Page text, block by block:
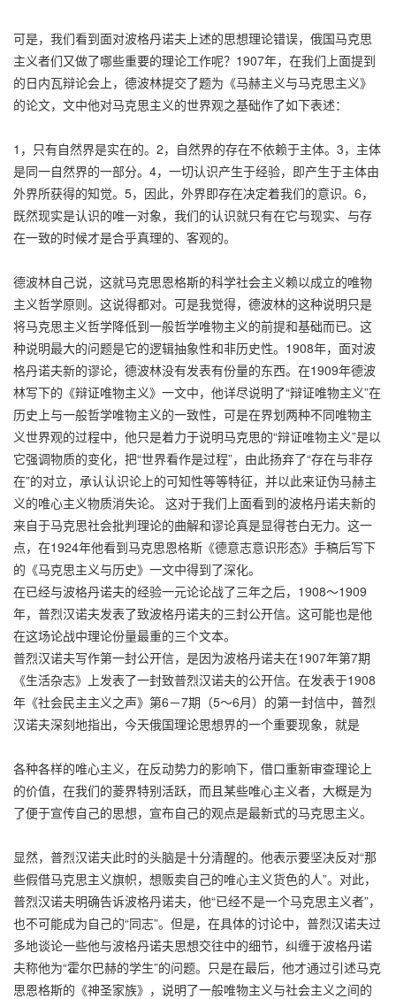
可是，我们看到面对波格丹诺夫上述的思想理论错误，俄国马克思
主义者们又做了哪些重要的理论工作呢？1907年，在我们上面提到
的日内瓦辩论会上，德波林提交了题为《马赫主义与马克思主义》
的论文，文中他对马克思主义的世界观之基础作了如下表述：
1，只有自然界是实在的。2，自然界的存在不依赖于主体。3，主体
是同一自然界的一部分。4，一切认识产生于经验，即产生于主体由
外界所获得的知觉。5，因此，外界即存在决定着我们的意识。6，
既然现实是认识的唯一对象，我们的认识就只有在它与现实、与存
在一致的时候才是合乎真理的、客观的。
德波林自己说，这就马克思恩格斯的科学社会主义赖以成立的唯物
主义哲学原则。这说得都对。可是我觉得，德波林的这种说明只是
将马克思主义哲学降低到一般哲学唯物主义的前提和基础而已。这
种说明最大的问题是它的逻辑抽象性和非历史性。1908年，面对波
格丹诺夫新的谬论，德波林没有发表有份量的东西。在1909年德波
林写下的《辩证唯物主义》一文中，他详尽说明了“辩证唯物主义”在
历史上与一般哲学唯物主义的一致性，可是在界划两种不同唯物主
义世界观的过程中，他只是着力于说明马克思的“辩证唯物主义”是以
它强调物质的变化，把“世界看作是过程”，由此扬弃了“存在与非存
在”的对立，承认认识论上的可知性等等特征，并以此来证伪马赫主
义的唯心主义物质消失论。 这对于我们上面看到的波格丹诺夫新的
来自于马克思社会批判理论的曲解和谬论真是显得苍白无力。这一
点，在1924年他看到马克思恩格斯《德意志意识形态》手稿后写下
的《马克思主义与历史》一文中得到了深化。
在已经与波格丹诺夫的经验一元论论战了三年之后，1908～1909
年，普烈汉诺夫发表了致波格丹诺夫的三封公开信。这可能也是他
在这场论战中理论份量最重的三个文本。
普烈汉诺夫写作第一封公开信，是因为波格丹诺夫在1907年第7期
《生活杂志》上发表了一封致普烈汉诺夫的公开信。在发表于1908
年《社会民主主义之声》第6－7期（5～6月）的第一封信中，普烈
汉诺夫深刻地指出，今天俄国理论思想界的一个重要现象，就是
各种各样的唯心主义，在反动势力的影响下，借口重新审查理论上
的价值，在我们的菱界特别活跃，而且某些唯心主义者，大概是为
了便于宣传自己的思想，宣布自己的观点是最新式的马克思主义。
显然，普烈汉诺夫此时的头脑是十分清醒的。他表示要坚决反对“那
些假借马克思主义旗帜，想贩卖自己的唯心主义货色的人”。对此，
普烈汉诺夫明确告诉波格丹诺夫，他“已经不是一个马克思主义者”，
也不可能成为自己的“同志”。但是，在具体的讨论中，普烈汉诺夫过
多地谈论一些他与波格丹诺夫思想交往中的细节，纠缠于波格丹诺
夫称他为“霍尔巴赫的学生”的问题。只是在最后，他才通过引述马克
思恩格斯的《神圣家族》，说明了一般唯物主义与社会主义之间的